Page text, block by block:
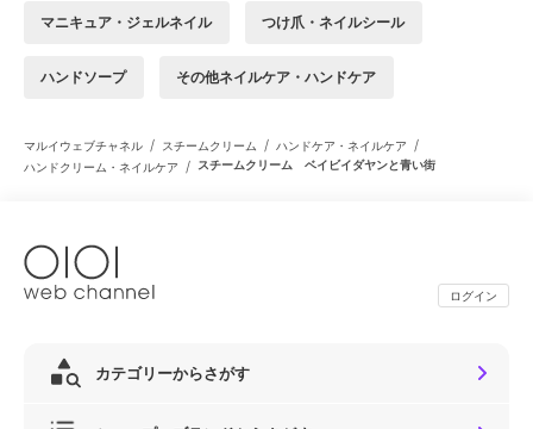
マニキュア・ジェルネイル つけ爪・ネイルシール
ハンドソープ その他ネイルケア・ハンドケア
マルイウェブチャネル / スチームクリーム / ハンドケア・ネイルケア /
ハンドクリーム・ネイルケア / スチームクリーム ベイビイダヤンと青い街
ログイン
カテゴリーからさがす